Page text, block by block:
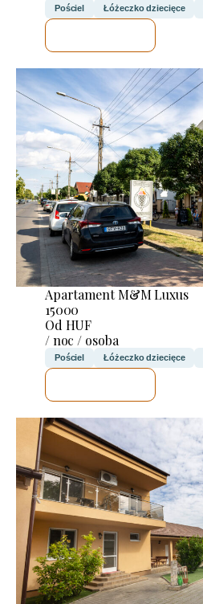
Pościel Łóżeczko dziecięce
Apartament M&M Luxus
15000
Od HUF
/ noc / osoba
Pościel Łóżeczko dziecięce